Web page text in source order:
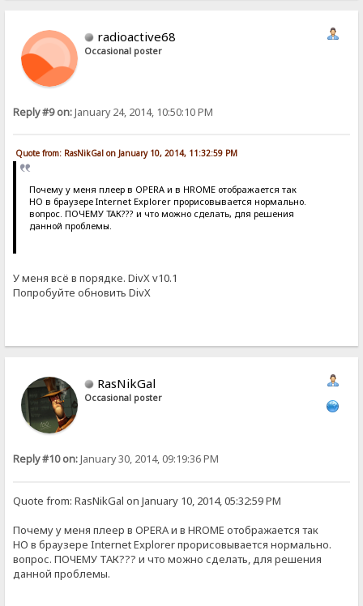
radioactive68
Occasional poster
Reply #9 on:January 24, 2014, 10:50:10 PM
Quote from: RasNikGal on January 10, 2014, 11:32:59 PM
Почему у меня плеер в OPERA и в HROME отображается так
НО в браузере Internet Explorer прорисовывается нормально.
вопрос. ПОЧЕМУ ТАК??? и что можно сделать, для решения
данной проблемы.
У меня всё в порядке. DivX v10.1
Попробуйте обновить DivX
RasNikGal
Occasional poster
Reply #10 on:January 30, 2014, 09:19:36 PM
Quote from: RasNikGal on January 10, 2014, 05:32:59 PM
Почему у меня плеер в OPERA и в HROME отображается так
НО в браузере Internet Explorer прорисовывается нормально.
вопрос. ПОЧЕМУ ТАК??? и что можно сделать, для решения
данной проблемы.